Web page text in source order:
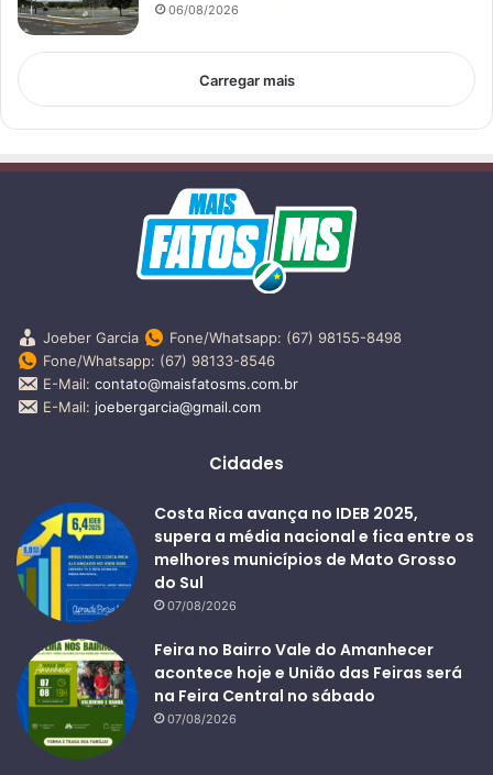
06/08/2026
Carregar mais
Joeber Garcia
Fone/Whatsapp: (67) 98155-8498
Fone/Whatsapp: (67) 98133-8546
E-Mail: contato@maisfatosms.com.br
E-Mail: joebergarcia@gmail.com
Cidades
Costa Rica avança no IDEB 2025,
supera a média nacional e fica entre os
melhores municípios de Mato Grosso
do Sul
07/08/2026
Feira no Bairro Vale do Amanhecer
acontece hoje e União das Feiras será
na Feira Central no sábado
07/08/2026